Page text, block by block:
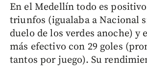
En el Medellín todo es
triunfos (igualaba a Nacional
duelo de los verdes anoche) y
más efectivo con 29 goles
tantos por juego). Su